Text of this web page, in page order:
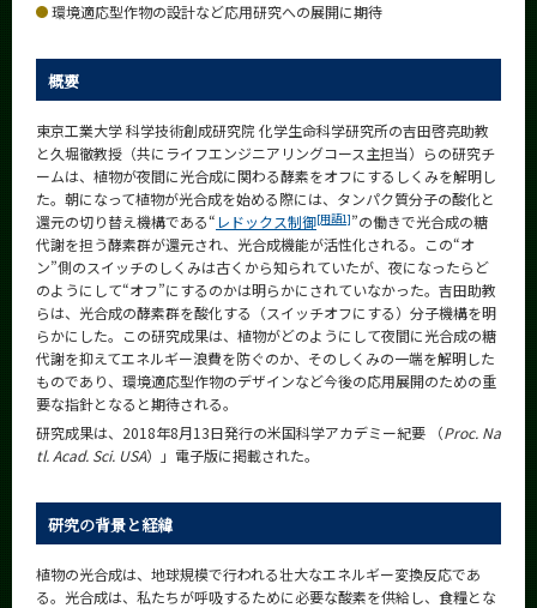
環境適応型作物の設計など応用研究への展開に期待
概要
東京工業大学 科学技術創成研究院 化学生命科学研究所の吉田啓亮助教
と久堀徹教授（共にライフエンジニアリングコース主担当）らの研究チ
ームは、植物が夜間に光合成に関わる酵素をオフにするしくみを解明し
た。朝になって植物が光合成を始める際には、タンパク質分子の酸化と
還元の切り替え機構である“ レドックス制御[用語1]”の働きで光合成の糖
代謝を担う酵素群が還元され、光合成機能が活性化される。この“オ
ン”側のスイッチのしくみは古くから知られていたが、夜になったらど
のようにして“オフ”にするのかは明らかにされていなかった。吉田助教
らは、光合成の酵素群を酸化する（スイッチオフにする）分子機構を明
らかにした。この研究成果は、植物がどのようにして夜間に光合成の糖
代謝を抑えてエネルギー浪費を防ぐのか、そのしくみの一端を解明した
ものであり、環境適応型作物のデザインなど今後の応用展開のための重
要な指針となると期待される。
研究成果は、2018年8月13日発行の米国科学アカデミー紀要 （Proc. Na
tl. Acad. Sci. USA）」電子版に掲載された。
研究の背景と経緯
植物の光合成は、地球規模で行われる壮大なエネルギー変換反応であ
る。光合成は、私たちが呼吸するために必要な酸素を供給し、食糧とな
News 一覧
カテゴリ別
月別
イベントカレンダー
Event Calendar
サイト構成
学内向け情報
系詳細情報